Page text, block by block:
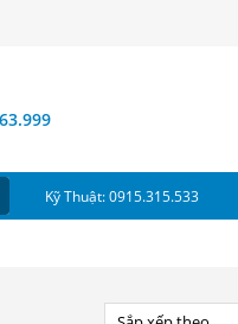
Kỹ Thuật: 0915.315.533